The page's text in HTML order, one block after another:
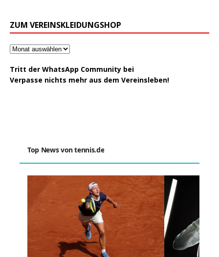
ZUM VEREINSKLEIDUNGSHOP
Tritt der WhatsApp Community bei
Verpasse nichts mehr aus dem Vereinsleben!